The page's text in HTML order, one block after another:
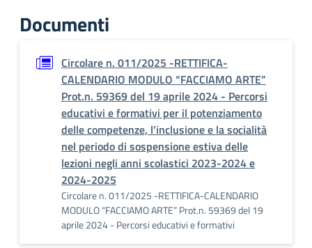
Documenti
Circolare n. 011/2025 -RETTIFICA-
CALENDARIO MODULO “FACCIAMO ARTE”
Prot.n. 59369 del 19 aprile 2024 - Percorsi
educativi e formativi per il potenziamento
delle competenze, l’inclusione e la socialità
nel periodo di sospensione estiva delle
lezioni negli anni scolastici 2023-2024 e
2024-2025
Circolare n. 011/2025 -RETTIFICA-CALENDARIO
MODULO “FACCIAMO ARTE” Prot.n. 59369 del 19
aprile 2024 - Percorsi educativi e formativi